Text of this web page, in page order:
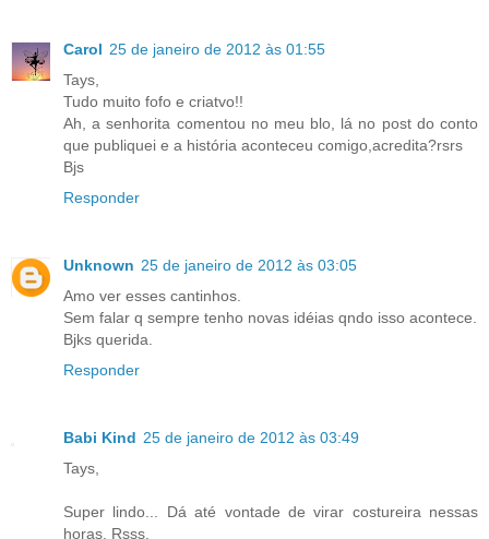
Carol 25 de janeiro de 2012 às 01:55
Tays,
Tudo muito fofo e criatvo!!
Ah, a senhorita comentou no meu blo, lá no post do conto
que publiquei e a história aconteceu comigo,acredita?rsrs
Bjs
Responder
Unknown 25 de janeiro de 2012 às 03:05
Amo ver esses cantinhos.
Sem falar q sempre tenho novas idéias qndo isso acontece.
Bjks querida.
Responder
Babi Kind 25 de janeiro de 2012 às 03:49
Tays,
Super lindo... Dá até vontade de virar costureira nessas
horas. Rsss.